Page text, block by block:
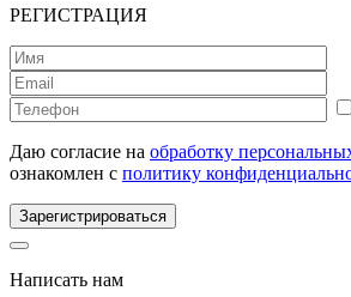
РЕГИСТРАЦИЯ
Даю согласие на обработку
ознакомлен с политику
Зарегистрироваться
Написать нам